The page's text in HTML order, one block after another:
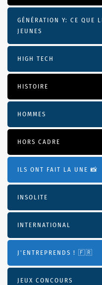
GÉNÉRATION Y: CE QUE
JEUNES
HIGH TECH
HISTOIRE
HOMMES
HORS CADRE
ILS ONT FAIT LA UNE 📸
INSOLITE
INTERNATIONAL
J'ENTREPRENDS ! 🇫🇷
JEUX CONCOURS